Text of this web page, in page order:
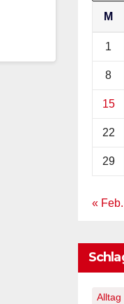
M
1
8
15
22
29
« Feb.
Alltag